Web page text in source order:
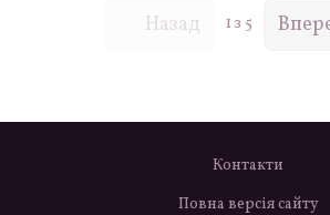
Назад 1 з 5
Контакти
Повна версія сайту